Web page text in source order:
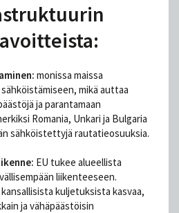
monissa maissa
mikä auttaa
ja parantamaan
Romania, Unkari ja Bulgaria
sähköistettyjä rautatieosuuksia.
EU tukee alueellista
liikenteeseen.
kuljetuksista kasvaa,
ja vähäpäästöisin